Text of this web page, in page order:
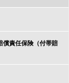
償責任保険（付帯賠